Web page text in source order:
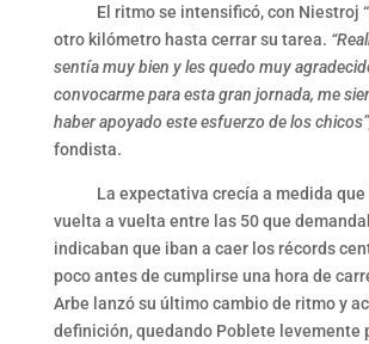
El ritmo se intensificó, con Niestroj
otro kilómetro hasta cerrar su tarea.
sentía muy bien y les quedo muy
convocarme para esta gran jornada, me
haber apoyado este esfuerzo de los
fondista.
La expectativa crecía a medida que
vuelta a vuelta entre las 50 que
indicaban que iban a caer los récords
poco antes de cumplirse una hora de
Arbe lanzó su último cambio de ritmo y
definición, quedando Poblete levemente